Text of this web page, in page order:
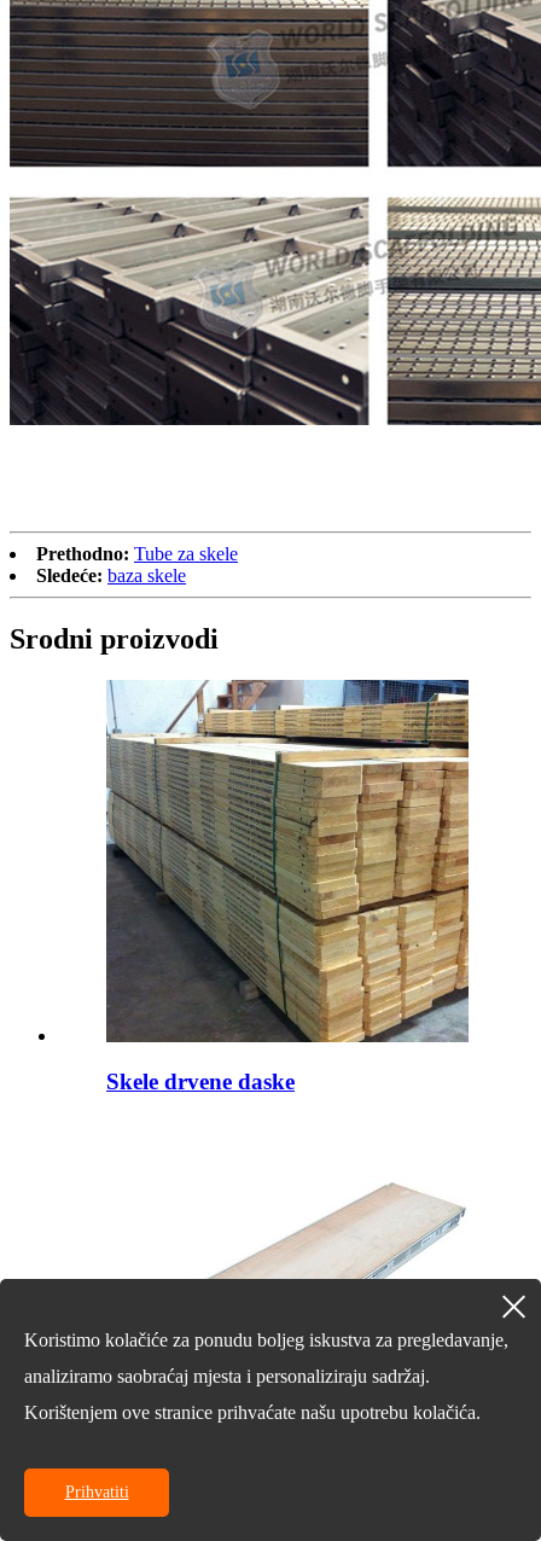
Prethodno: Tube za skele
Sledeće: baza skele
Srodni proizvodi
Skele drvene daske
Planke od aluminijske šperploče
Koristimo kolačiće za ponudu boljeg iskustva za pregledavanje,
analiziramo saobraćaj mjesta i personaliziraju sadržaj.
Korištenjem ove stranice prihvaćate našu upotrebu kolačića.
Prihvatiti